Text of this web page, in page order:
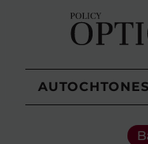
AUTOCHTONES